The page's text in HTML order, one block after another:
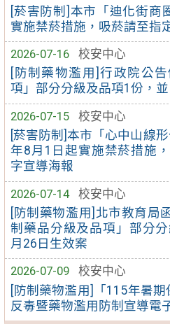
[菸害防制]本市「迪化街商
實施禁菸措施，吸菸請至指
2026-07-16
校安中心
[防制藥物濫用]行政院公
項」部分分級及品項1份，
2026-07-15
校安中心
[菸害防制]本市「心中山線
年8月1日起實施禁菸措施
字宣導海報
2026-07-14
校安中心
[防制藥物濫用]北市教育局
制藥品分級及品項」部分
月26日生效案
2026-07-09
校安中心
[防制藥物濫用]「115年暑期
反毒暨藥物濫用防制宣導電